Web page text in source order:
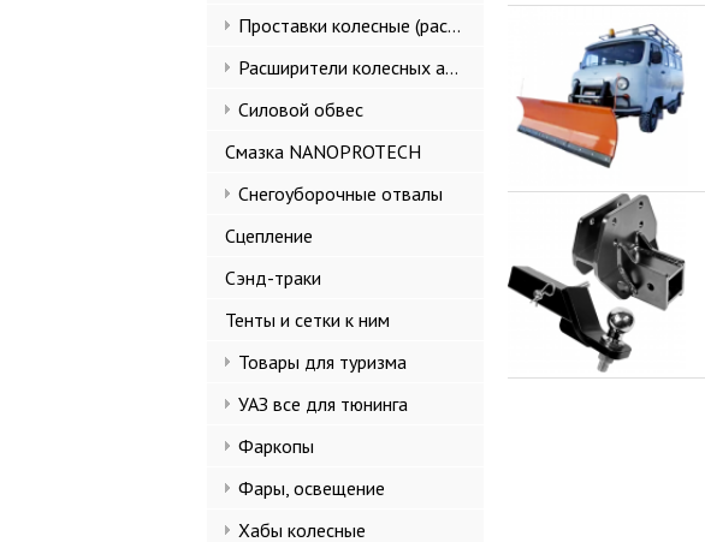
Проставки колесные (расширители колеи)
Расширители колесных арок и брызговики
Силовой обвес
Смазка NANOPROTECH
Снегоуборочные отвалы
Сцепление
Сэнд-траки
Тенты и сетки к ним
Товары для туризма
УАЗ все для тюнинга
Фаркопы
Фары, освещение
Хабы колесные